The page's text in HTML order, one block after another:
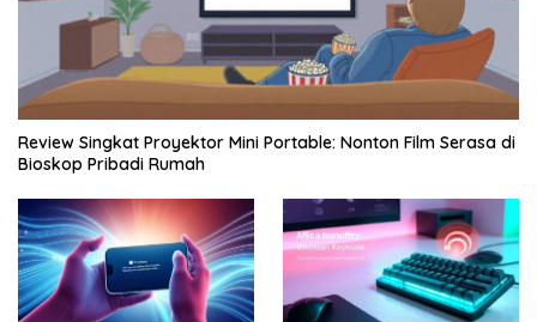
Review Singkat Proyektor Mini Portable: Nonton Film Serasa di
Bioskop Pribadi Rumah